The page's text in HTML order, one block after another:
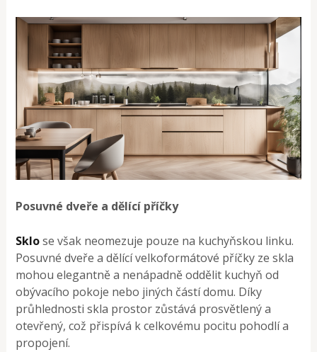
Posuvné dveře a dělící příčky
Sklose však neomezuje pouze na kuchyňskou linku.
Posuvné dveře a dělící velkoformátové příčky ze skla
mohou elegantně a nenápadně oddělit kuchyň od
obývacího pokoje nebo jiných částí domu. Díky
průhlednosti skla prostor zůstává prosvětlený a
otevřený, což přispívá k celkovému pocitu pohodlí a
propojení.